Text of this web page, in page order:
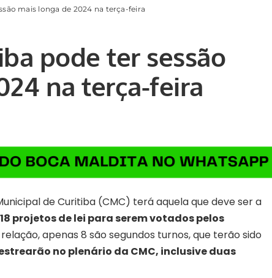
mais longa de 2024 na terça-feira
pode ter sessão
na terça-feira
de Curitiba (CMC) terá aquela que deve ser a
18 projetos de lei para serem votados pelos
relação, apenas 8 são segundos turnos, que terão sido
no plenário da CMC, inclusive duas